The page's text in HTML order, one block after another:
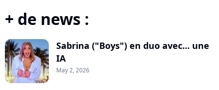
+ de news :
Sabrina ("Boys") en duo avec... une
IA
May 2, 2026